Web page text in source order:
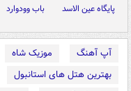
پایگاه عین الاسد
باب وودوارد
آپ آهنگ موزیک شاه
بهترین هتل های استانبول